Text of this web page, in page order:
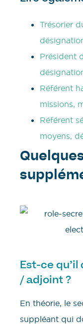
Trésorier
Président
Référent
missions,
Référent
moyens,
Est-ce qu’il
/ adjoint ?
En théorie, le
suppléant qui